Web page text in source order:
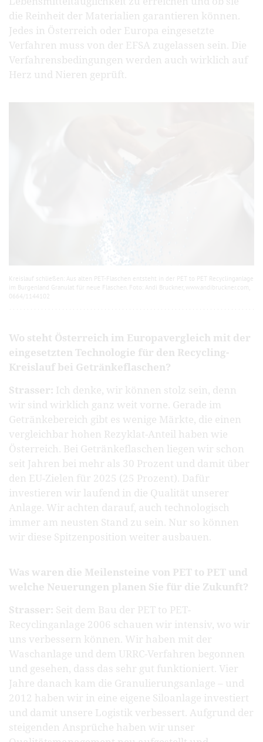
die Reinheit der Materialien garantieren können.
Jedes in Österreich oder Europa eingesetzte
Verfahren muss von der EFSA zugelassen sein. Die
Verfahrensbedingungen werden auch wirklich auf
Herz und Nieren geprüft.
Kreislauf schließen: Aus alten PET-Flaschen entsteht in der PET to PET Recyclinganlage
im Burgenland Granulat für neue Flaschen. Foto: Andi Bruckner, www.andibruckner.com,
0664/1144102
Wo steht Österreich im Europavergleich mit der
eingesetzten Technologie für den Recycling-
Kreislauf bei Getränkeflaschen?
Strasser: Ich denke, wir können stolz sein, denn
wir sind wirklich ganz weit vorne. Gerade im
Getränkebereich gibt es wenige Märkte, die einen
vergleichbar hohen Rezyklat-Anteil haben wie
Österreich. Bei Getränkeflaschen liegen wir schon
seit Jahren bei mehr als 30 Prozent und damit über
den EU-Zielen für 2025 (25 Prozent). Dafür
investieren wir laufend in die Qualität unserer
Anlage. Wir achten darauf, auch technologisch
immer am neusten Stand zu sein. Nur so können
wir diese Spitzenposition weiter ausbauen.
Was waren die Meilensteine von PET to PET und
welche Neuerungen planen Sie für die Zukunft?
Strasser: Seit dem Bau der PET to PET-
Recyclinganlage 2006 schauen wir intensiv, wo wir
uns verbessern können. Wir haben mit der
Waschanlage und dem URRC-Verfahren begonnen
und gesehen, dass das sehr gut funktioniert. Vier
Jahre danach kam die Granulierungsanlage – und
2012 haben wir in eine eigene Siloanlage investiert
und damit unsere Logistik verbessert. Aufgrund der
steigenden Ansprüche haben wir unser